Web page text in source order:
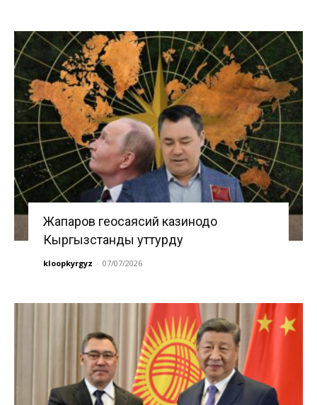
Жапаров геосаясий казинодо
Кыргызстанды уттурду
kloopkyrgyz - 07/07/2026